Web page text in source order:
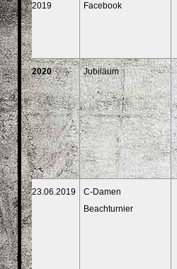
2019 Facebook
2020 Jubiläum
23.06.2019
C-Damen
Beachturnier